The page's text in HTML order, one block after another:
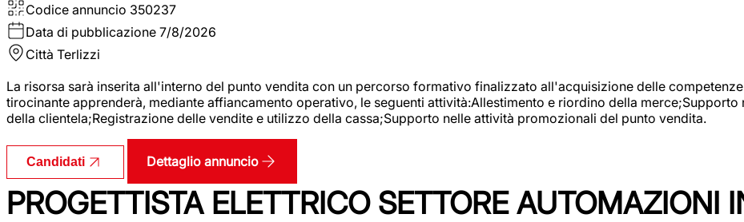
Codice annuncio 350237
Data di pubblicazione 7/8/2026
Città Terlizzi
La risorsa sarà inserita all'interno del punto vendita con un percorso formativo finalizzato all'acquisizione delle
tirocinante apprenderà, mediante affiancamento operativo, le seguenti attività:Allestimento e riordino della
della clientela;Registrazione delle vendite e utilizzo della cassa;Supporto nelle attività promozionali del punto vendita.
Candidati Dettaglio annuncio
PROGETTISTA ELETTRICO SETTORE AUTOMAZIONI